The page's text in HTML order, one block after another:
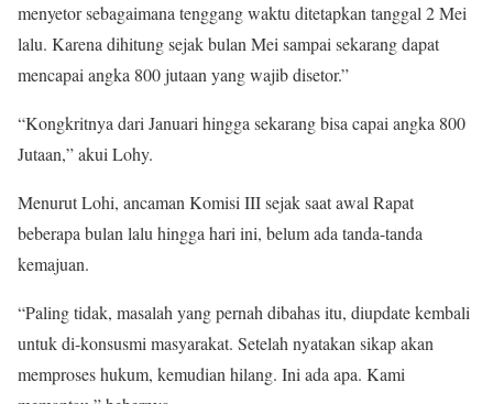
menyetor sebagaimana tenggang waktu ditetapkan tanggal 2 Mei
lalu. Karena dihitung sejak bulan Mei sampai sekarang dapat
mencapai angka 800 jutaan yang wajib disetor.”
“Kongkritnya dari Januari hingga sekarang bisa capai angka 800
Jutaan,” akui Lohy.
Menurut Lohi, ancaman Komisi III sejak saat awal Rapat
beberapa bulan lalu hingga hari ini, belum ada tanda-tanda
kemajuan.
“Paling tidak, masalah yang pernah dibahas itu, diupdate kembali
untuk di-konsusmi masyarakat. Setelah nyatakan sikap akan
memproses hukum, kemudian hilang. Ini ada apa. Kami